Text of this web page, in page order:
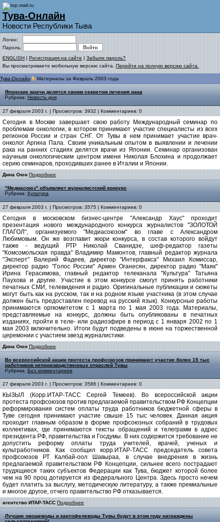
Тува-Онлайн
Новости Республики Тыва
Логин:
Пароль:
ENGLISH | Регистрация на сайте | Забыли пароль?
Вы просматриваете мобильную версию сайта. Перейти на полную версию сайта.
Тува-Онлайн Материалы за Февраль 2003 года
Японские врачи делятся своим секретом лечения рака
Рубрика: Новость дня
27 февраля 2003 г. | Просмотров: 3932 | Комментариев: 0
Сегодня в Москве завершает свою работу Международный семинар по
проблемам онкологии, в котором принимают участие специалисты из всех
регионов России и стран СНГ. От Тувы в нем принимает участие врач-
онколог Аргина Пала. Своим уникальным опытом в выявлении и лечении
рака на ранних стадиях делятся врачи из Японии. Семинар организован
научным онкологическим центром имени Николая Блохина и продолжает
серию семинаров, проходивших ранее в Италии и Японии.
Дина Оюн Подробнее
"Медиасоюз" объявляет журналистский конкурс
Рубрика: Культура
27 февраля 2003 г. | Просмотров: 3575 | Комментариев: 0
Сегодня в московском бизнес-центре "Александр Хаус" проходит
презентация нового международного конкурса журналистов "ЗОЛОТОЙ
ГЛАГОЛ", организуемого "Медиасоюзом" во главе с Александром
Любимовым. Он же возглавит жюри конкурса, в состав которого войдут
также - ведущий РТР Николай Сванидзе, шеф-редактор газеты
"Комсомольская правда" Владимир Мамонтов, главный редактор журнала
"Эксперт" Валерий Фадеев, директор "Интерфакса" Михаил Комиссар,
директор радио "Голос России" Армен Оганесян, директор радио "Маяк"
Ирина Герасимова, главный редактор телеканала "Культура" Татьяна
Паухова и другие. Участие в этом конкурсе смогут принять работники
печатных СМИ, телевидения и радио. Оригинальные публикации и сюжеты
могут быть как на русском, так и на родном языке участника (в этом случае
должен быть предоставлен перевод на русский язык). Конкурсные работы
принимаются оргкомитетом с 1 марта по 1 мая 2003 года. Материалы,
представляемые на конкурс, должны быть опубликованы в печатных
изданиях, пройти в теле- или радиоэфире в период с 1 января 2002 по 1
мая 2003 включительно. Итоги будут подведены в июне на торжественной
церемонии с участием звезд журналистики.
Дина Оюн Подробнее
Во всероссийской акции протеста профсоюзов принимают участие более 15 тыс
работников непроизводственных отраслей Тувы
Рубрика: Без комментариев
27 февраля 2003 г. | Просмотров: 3586 | Комментариев: 0
КЫЗЫЛ (Корр.ИТАР-ТАСС Сергей Темеев). Во всероссийской акции
протеста профсоюзов против предлагаемой правительством РФ Концепции
реформирования систем оплаты труда работников бюджетной сферы в
Туве сегодня принимают участие свыше 15 тыс человек. Данная акция
проходит главным образом в форме профсоюзных собраний в трудовых
коллективах, где принимаются тексты обращений и телеграмм в адрес
президента РФ, правительства и Госдумы. В них содержится требование не
допустить реформу оплаты труда учителей, врачей, ученых и
культработников. Как сообщил корр.ИТАР-ТАСС председатель совета
профсоюзов РТ Калбай-оол Шавыраа, в случае внедрения в жизнь
предлагаемой правительством РФ Концепции, сильнее всего пострадают
трудящиеся таких субъектов Федерации как Тува, бюджет которой более
чем на 90 проц дотируется из федерального Центра. Здесь просто нечем
будет платить за выслугу, методическую литературу, а также премиальные
и многое другое, отчего правительство РФ отказывается.
агентство ИТАР-ТАСС Подробнее
Лучшие овощеводы и картофелеводы Тувы будут в этом году награждены